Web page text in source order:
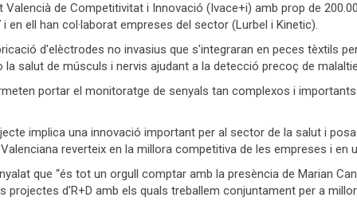
de Competitivitat i Innovació (Ivace+i) amb prop de
en ell han col·laborat empreses del sector (Lurbel i Kinetic).
d'elèctrodes no invasius que s'integraran en peces tèxtils
salut de músculs i nervis ajudant a la detecció precoç de
portar el monitoratge de senyals tan complexos i
implica una innovació important per al sector de la salut i
reverteix en la millora competitiva de les empreses i en
que “és tot un orgull comptar amb la presència de Marian
d'R+D amb els quals treballem conjuntament per a